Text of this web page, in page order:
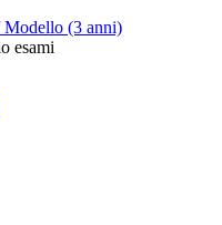
Modello (3 anni)
esami